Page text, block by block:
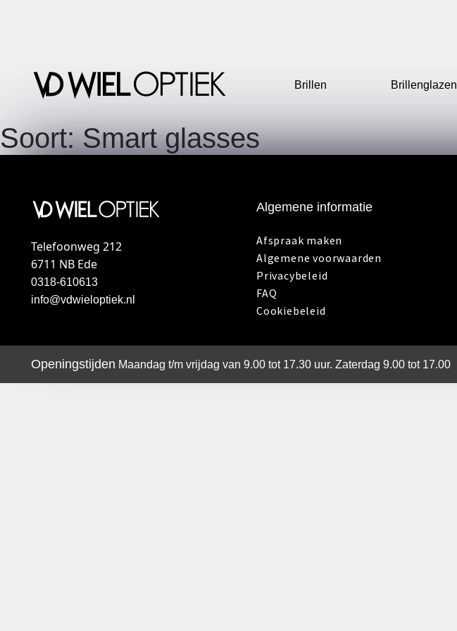
Brillen Brillenglazen
Soort:Smart glasses
Telefoonweg 212
6711 NB Ede
0318-610613
info@vdwieloptiek.nl
Algemene informatie
Afspraak maken
Algemene voorwaarden
Privacybeleid
FAQ
Cookiebeleid
Openingstijden Maandag t/m vrijdag van 9.00 tot 17.30 uur. Zaterdag 9.00 tot 17.00